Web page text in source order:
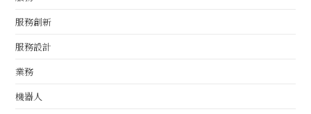
服務創新
服務設計
業務
機器人